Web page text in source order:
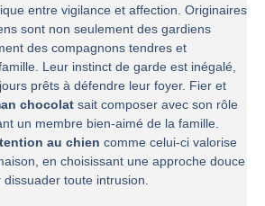
entre vigilance et affection. Originaires
sont non seulement des gardiens
des compagnons tendres et
Leur instinct de garde est inégalé,
prêts à défendre leur foyer. Fier et
chocolat sait composer avec son rôle
un membre bien-aimé de la famille.
au chien comme celui-ci valorise
en choisissant une approche douce
toute intrusion.